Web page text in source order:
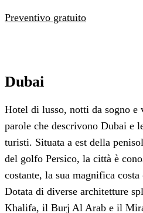
Preventivo gratuito
Dubai
Hotel di lusso, notti da sogno
parole che descrivono Dubai e
turisti. Situata a est della
del golfo Persico, la città è
costante, la sua magnifica
Dotata di diverse architetture
Khalifa, il Burj Al Arab e il